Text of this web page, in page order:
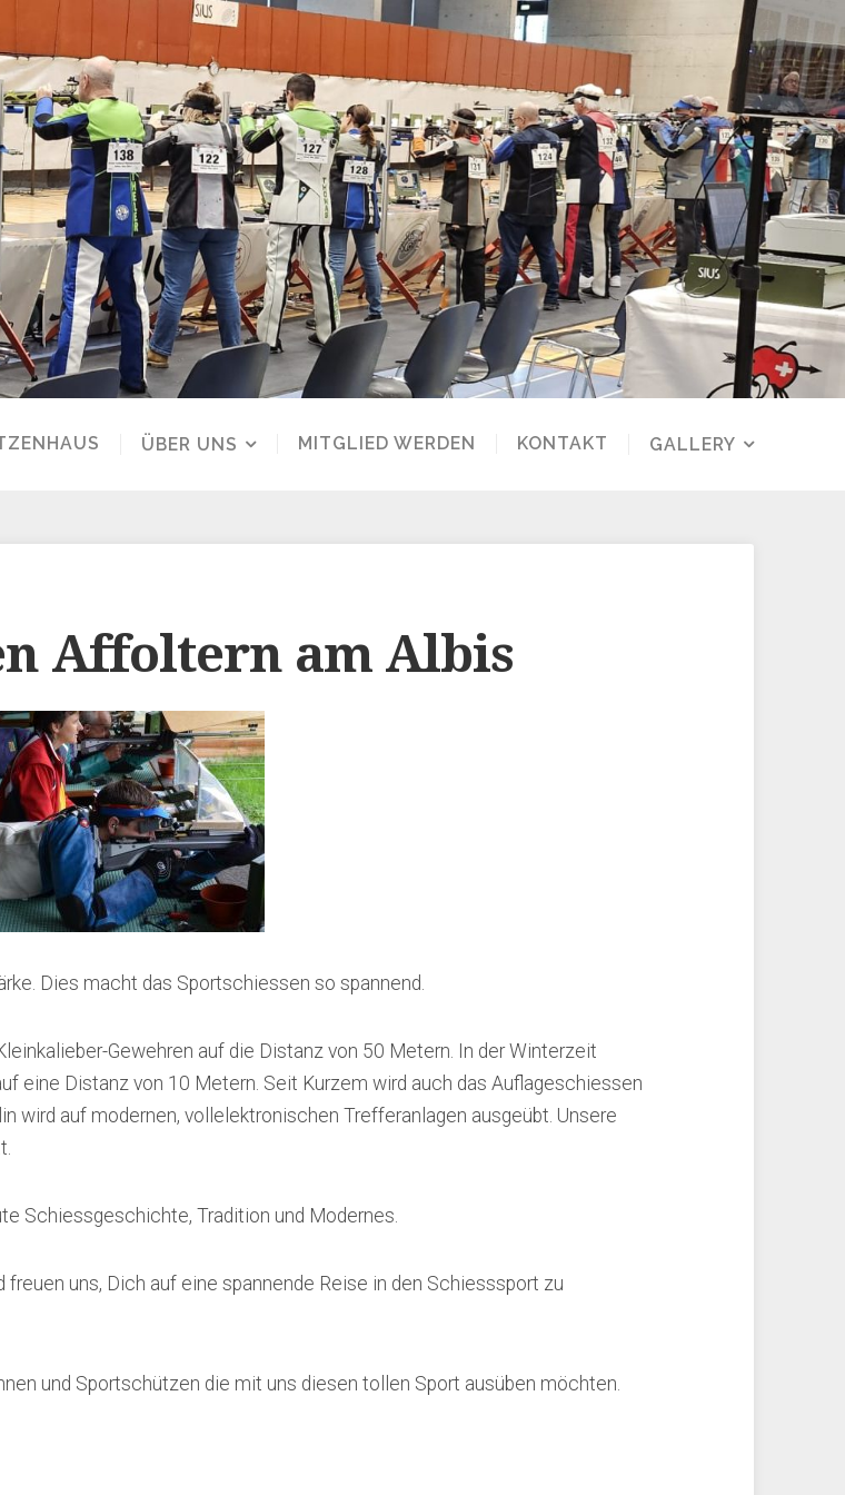
ÜBER UNS MITGLIED WERDEN KONTAKT GALLERY
Affoltern am Albis
Dies macht das Sportschiessen so spannend.
Gewehren auf die Distanz von 50 Metern. In der Winterzeit
eine Distanz von 10 Metern. Seit Kurzem wird auch das Auflageschiessen
wird auf modernen, vollelektronischen Trefferanlagen ausgeübt. Unsere
Schiessgeschichte, Tradition und Modernes.
uns, Dich auf eine spannende Reise in den Schiesssport zu
und Sportschützen die mit uns diesen tollen Sport ausüben möchten.